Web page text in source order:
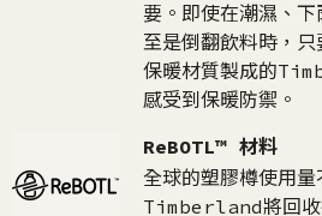
要。即使在潮濕、
至是倒翻飲料時，
保暖材質製成的
感受到保暖防禦。
ReBOTL™ 材料
全球的塑膠樽使用量
Timberland將回收